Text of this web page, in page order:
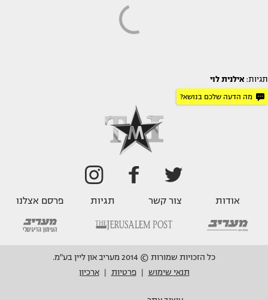
תגיות: אילנית לוי
מה הדעה שלכם בנושא?
אודות צור קשר תגיות פרסם אצלנו
כל הזכויות שמורות © 2014 מעריב און ליין בע"מ.
תנאי שימוש
פרטיות ארכיון